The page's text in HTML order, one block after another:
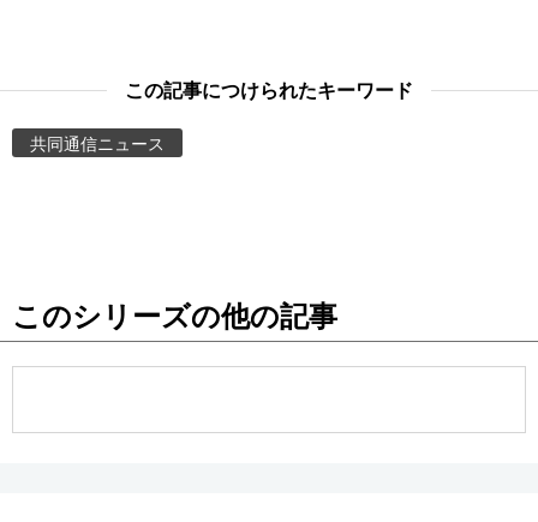
お知らせ
この記事につけられたキーワード
共同通信ニュース
このシリーズの他の記事